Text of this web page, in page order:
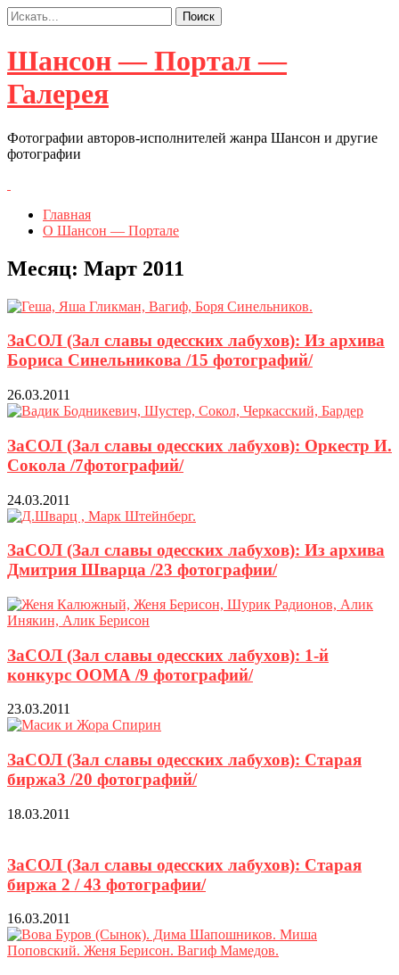
Шансон — Портал —
Галерея
Фотографии авторов-исполнителей жанра Шансон и другие
фотографии
Главная
О Шансон — Портале
Месяц: Март 2011
ЗаСОЛ (Зал славы одесских лабухов): Из архива
Бориса Синельникова /15 фотографий/
26.03.2011
ЗаСОЛ (Зал славы одесских лабухов): Оркестр И.
Сокола /7фотографий/
24.03.2011
ЗаСОЛ (Зал славы одесских лабухов): Из архива
Дмитрия Шварца /23 фотографии/
ЗаСОЛ (Зал славы одесских лабухов): 1-й
конкурс ООМА /9 фотографий/
23.03.2011
ЗаСОЛ (Зал славы одесских лабухов): Старая
биржа3 /20 фотографий/
18.03.2011
ЗаСОЛ (Зал славы одесских лабухов): Старая
биржа 2 / 43 фотографии/
16.03.2011